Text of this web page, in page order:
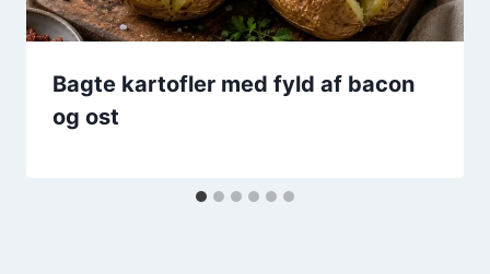
Bagte kartofler med fyld af bacon
og ost